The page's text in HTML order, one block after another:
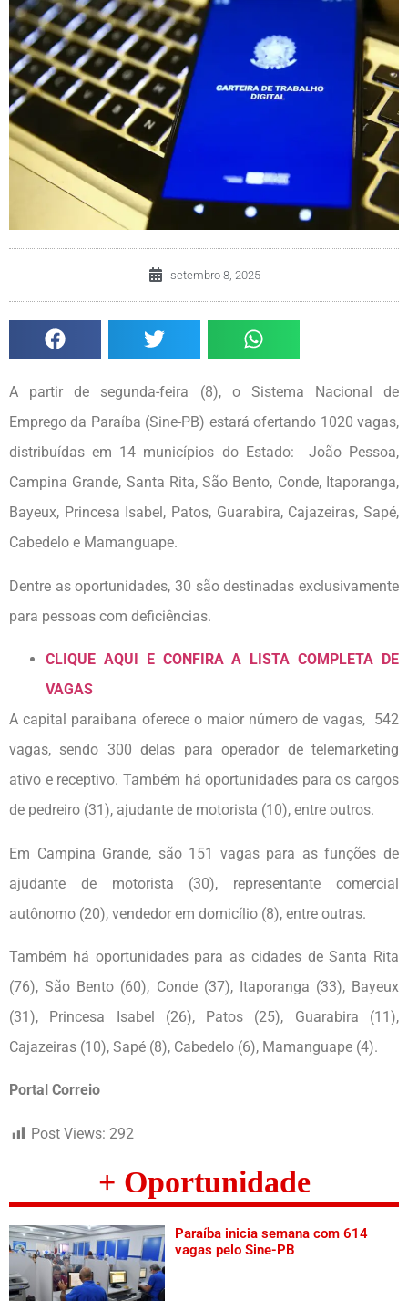
setembro 8, 2025
A partir de segunda-feira (8), o Sistema Nacional de
Emprego da Paraíba (Sine-PB) estará ofertando 1020 vagas,
distribuídas em 14 municípios do Estado: João Pessoa,
Campina Grande, Santa Rita, São Bento, Conde, Itaporanga,
Bayeux, Princesa Isabel, Patos, Guarabira, Cajazeiras, Sapé,
Cabedelo e Mamanguape.
Dentre as oportunidades, 30 são destinadas exclusivamente
para pessoas com deficiências.
CLIQUE AQUI E CONFIRA A LISTA COMPLETA DE
VAGAS
A capital paraibana oferece o maior número de vagas, 542
vagas, sendo 300 delas para operador de telemarketing
ativo e receptivo. Também há oportunidades para os cargos
de pedreiro (31), ajudante de motorista (10), entre outros.
Em Campina Grande, são 151 vagas para as funções de
ajudante de motorista (30), representante comercial
autônomo (20), vendedor em domicílio (8), entre outras.
Também há oportunidades para as cidades de Santa Rita
(76), São Bento (60), Conde (37), Itaporanga (33), Bayeux
(31), Princesa Isabel (26), Patos (25), Guarabira (11),
Cajazeiras (10), Sapé (8), Cabedelo (6), Mamanguape (4).
Portal Correio
Post Views: 292
+ Oportunidade
Paraíba inicia semana com 614
vagas pelo Sine-PB